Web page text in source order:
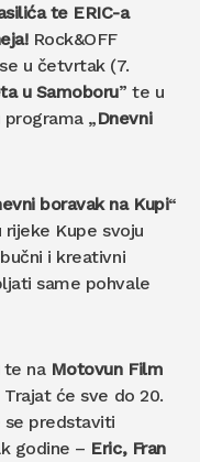
te ERIC-a
Rock&OFF
u četvrtak (7.
u Samoboru” te u
„Dnevni
boravak na Kupi“
Kupe svoju
i kreativni
same pohvale
te na Motovun Film
Trajat će sve do 20.
se predstaviti
godine – Eric, Fran